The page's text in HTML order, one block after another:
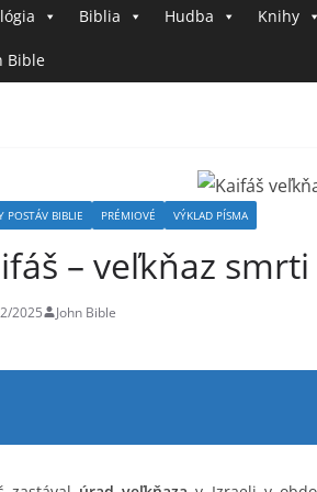
Biblia Hudba Knihy
Bible
POSTÁV BIBLIE PRÉMIOVÉ VÝKLAD PÍSMA
– veľkňaz smrti
2025 John Bible